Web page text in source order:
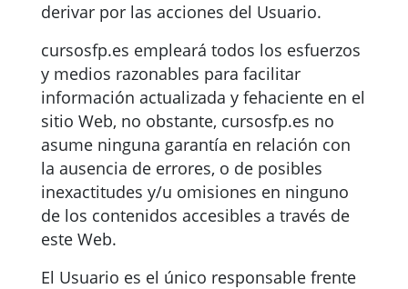
derivar por las acciones del Usuario.
cursosfp.es empleará todos los esfuerzos
y medios razonables para facilitar
información actualizada y fehaciente en el
sitio Web, no obstante, cursosfp.es no
asume ninguna garantía en relación con
la ausencia de errores, o de posibles
inexactitudes y/u omisiones en ninguno
de los contenidos accesibles a través de
este Web.
El Usuario es el único responsable frente